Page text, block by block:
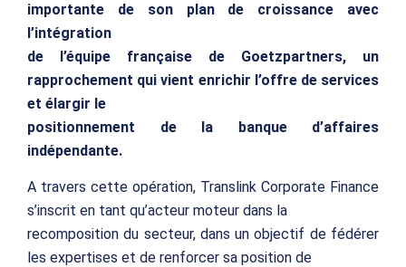
importante de son plan de croissance avec
l’intégration
de l’équipe française de Goetzpartners, un
rapprochement qui vient enrichir l’offre de services
et élargir le
positionnement de la banque d’affaires
indépendante.
A travers cette opération, Translink Corporate Finance
s’inscrit en tant qu’acteur moteur dans la
recomposition du secteur, dans un objectif de fédérer
les expertises et de renforcer sa position de